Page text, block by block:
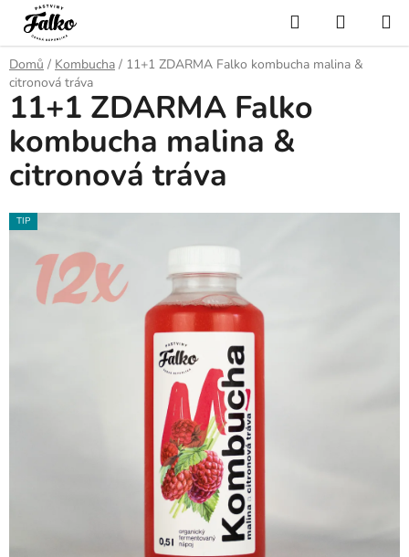
Přejít
obsah
Hledat
KOŠÍK
Domů / Kombucha / 11+1 ZDARMA Falko kombucha malina &
citronová tráva
11+1 ZDARMA Falko
kombucha malina &
citronová tráva
TIP